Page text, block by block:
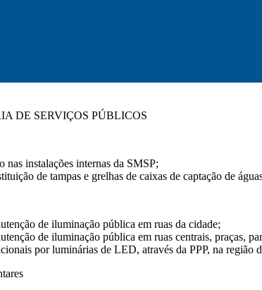
DE SERVIÇOS PÚBLICOS
nas instalações internas da SMSP;
de tampas e grelhas de caixas de captação de
de iluminação pública em ruas da cidade;
de iluminação pública em ruas centrais, praças,
por luminárias de LED, através da PPP, na região